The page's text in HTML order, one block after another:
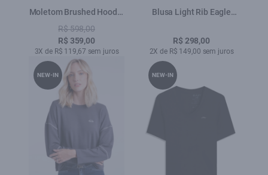
Moletom Brushed Hoodie
Pitaya
R$ 598,00
R$ 359,00
3X de R$ 119,67 sem juros
Blusa Light Rib Eagle
R$ 298,00
2X de R$ 149,00 sem juros
NEW-IN NEW-IN